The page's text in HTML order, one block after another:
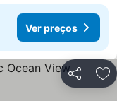
Ver preços
Partilhar